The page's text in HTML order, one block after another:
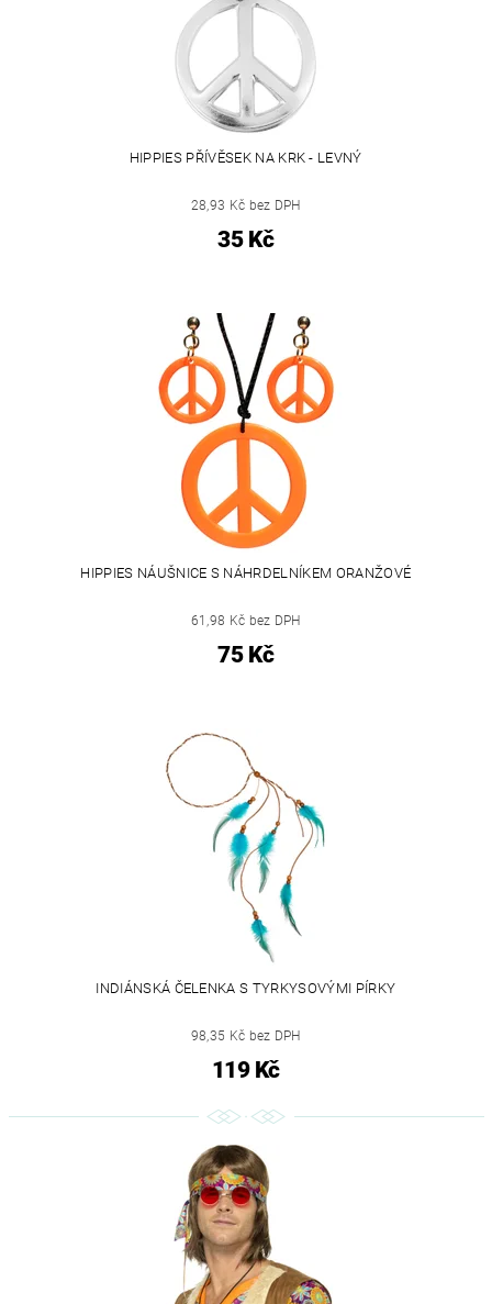
HIPPIES PŘÍVĚSEK NA KRK - LEVNÝ
28,93 Kč bez DPH
35 Kč
HIPPIES NÁUŠNICE S NÁHRDELNÍKEM ORANŽOVÉ
61,98 Kč bez DPH
75 Kč
INDIÁNSKÁ ČELENKA S TYRKYSOVÝMI PÍRKY
98,35 Kč bez DPH
119 Kč